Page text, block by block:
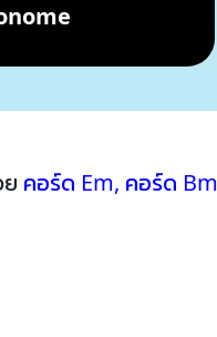
คอร์ด Em, คอร์ด Bm